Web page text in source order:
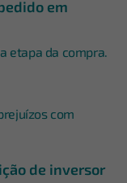
em
etapa da compra.
com
de inversor